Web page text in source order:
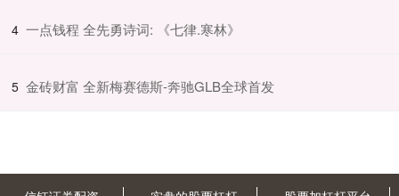
4 ​一点钱程 全先勇诗词: 《七律.寒林》
5 ​金砖财富 全新梅赛德斯-奔驰GLB全球首发